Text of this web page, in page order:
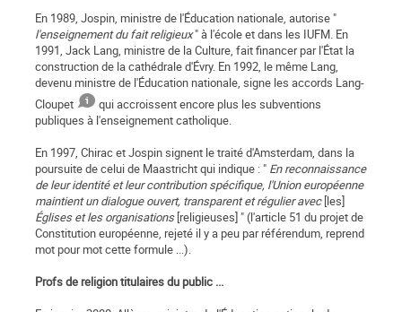
En 1989, Jospin, ministre de l'Éducation nationale, autorise "
l'enseignement du fait religieux" à l'école et dans les IUFM. En
1991, Jack Lang, ministre de la Culture, fait financer par l'État la
construction de la cathédrale d'Évry. En 1992, le même Lang,
devenu ministre de l'Éducation nationale, signe les accords Lang-
Cloupet
qui accroissent encore plus les subventions
publiques à l'enseignement catholique.
En 1997, Chirac et Jospin signent le traité d'Amsterdam, dans la
poursuite de celui de Maastricht qui indique : " En reconnaissance
de leur identité et leur contribution spécifique, l'Union européenne
maintient un dialogue ouvert, transparent et régulier avec[les]
Églises et les organisations[religieuses] " (l'article 51 du projet de
Constitution européenne, rejeté il y a peu par référendum, reprend
mot pour mot cette formule ...).
Profs de religion titulaires du public ...